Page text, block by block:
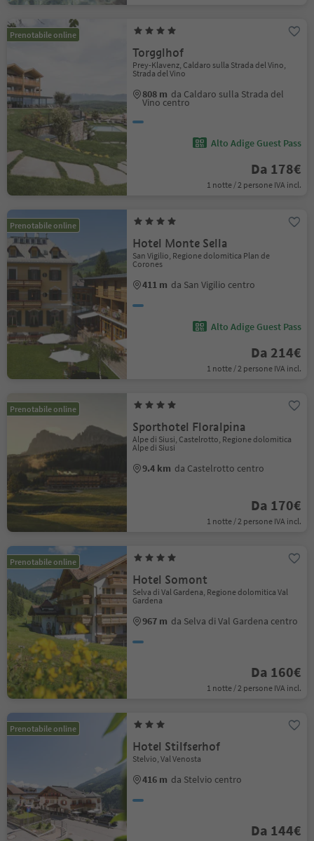
Prenotabile online
Torgglhof
Prey-Klavenz, Caldaro sulla Strada del Vino,
Strada del Vino
808 m da Caldaro sulla Strada del
Vino centro
Alto Adige Guest Pass
Da 178€
1 notte / 2 persone IVA incl.
Prenotabile online
Hotel Monte Sella
San Vigilio, Regione dolomitica Plan de
Corones
411 m da San Vigilio centro
Alto Adige Guest Pass
Da 214€
1 notte / 2 persone IVA incl.
Prenotabile online
Sporthotel Floralpina
Alpe di Siusi, Castelrotto, Regione dolomitica
Alpe di Siusi
9.4 km da Castelrotto centro
Da 170€
1 notte / 2 persone IVA incl.
Prenotabile online
Hotel Somont
Selva di Val Gardena, Regione dolomitica Val
Gardena
967 m da Selva di Val Gardena centro
Da 160€
1 notte / 2 persone IVA incl.
Prenotabile online
Hotel Stilfserhof
Stelvio, Val Venosta
416 m da Stelvio centro
Da 144€